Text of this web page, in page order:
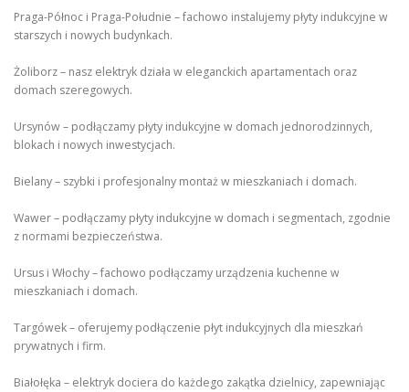
Praga-Północ i Praga-Południe – fachowo instalujemy płyty indukcyjne w
starszych i nowych budynkach.
Żoliborz – nasz elektryk działa w eleganckich apartamentach oraz
domach szeregowych.
Ursynów – podłączamy płyty indukcyjne w domach jednorodzinnych,
blokach i nowych inwestycjach.
Bielany – szybki i profesjonalny montaż w mieszkaniach i domach.
Wawer – podłączamy płyty indukcyjne w domach i segmentach, zgodnie
z normami bezpieczeństwa.
Ursus i Włochy – fachowo podłączamy urządzenia kuchenne w
mieszkaniach i domach.
Targówek – oferujemy podłączenie płyt indukcyjnych dla mieszkań
prywatnych i firm.
Białołęka – elektryk dociera do każdego zakątka dzielnicy, zapewniając